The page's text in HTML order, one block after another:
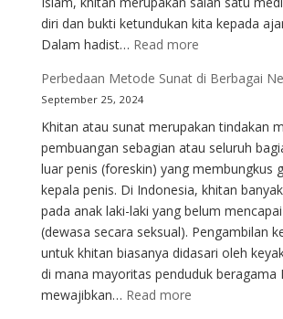
diri dan bukti ketundukan kita kepada
Dalam hadist… Read more:
untuk
Non-
Muslim:
Apakah
Perlu?
Perbedaan Metode Sunat di Berbagai
September 25, 2024
Khitan atau sunat merupakan tindakan
pembuangan sebagian atau seluruh
luar penis (foreskin) yang membungkus
kepala penis. Di Indonesia, khitan
pada anak laki-laki yang belum
(dewasa secara seksual). Pengambilan
untuk khitan biasanya didasari oleh
di mana mayoritas penduduk beragama
mewajibkan… Read more: